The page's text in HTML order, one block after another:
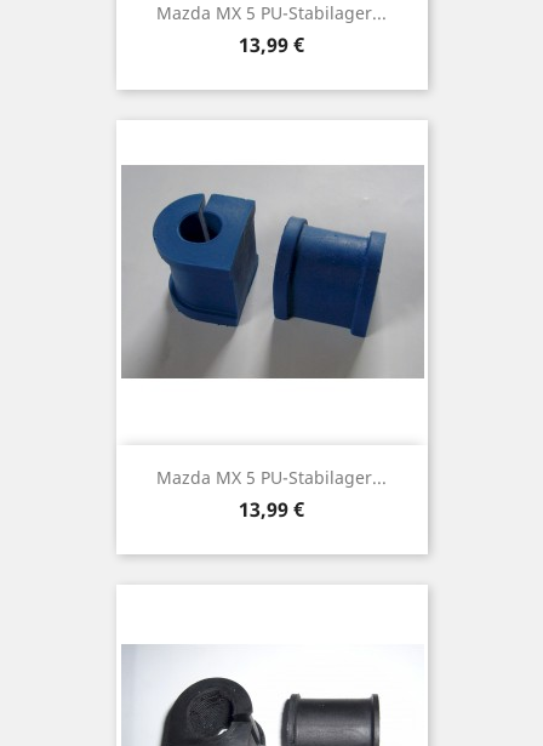
Mazda MX 5 PU-Stabilager...
Preis
13,99 €
Mazda MX 5 PU-Stabilager...
Preis
13,99 €